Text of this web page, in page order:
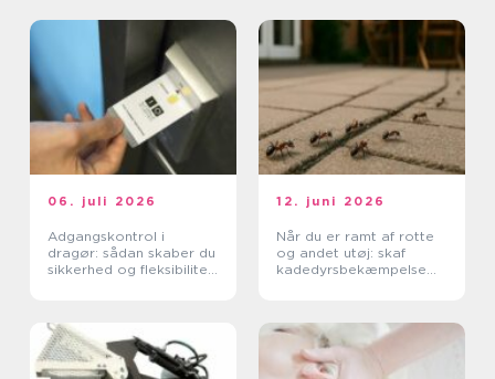
06. juli 2026
Adgangskontrol i
dragør: sådan skaber du
sikkerhed og fleksibilitet
12. juni 2026
Når du er ramt af rotte
og andet utøj: skaf
kadedyrsbekæmpelse